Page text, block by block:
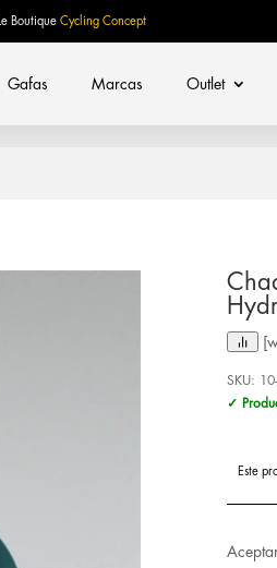
Le Boutique Cycling Concept
Gafas Marcas Outlet
SKU:
✓
Este